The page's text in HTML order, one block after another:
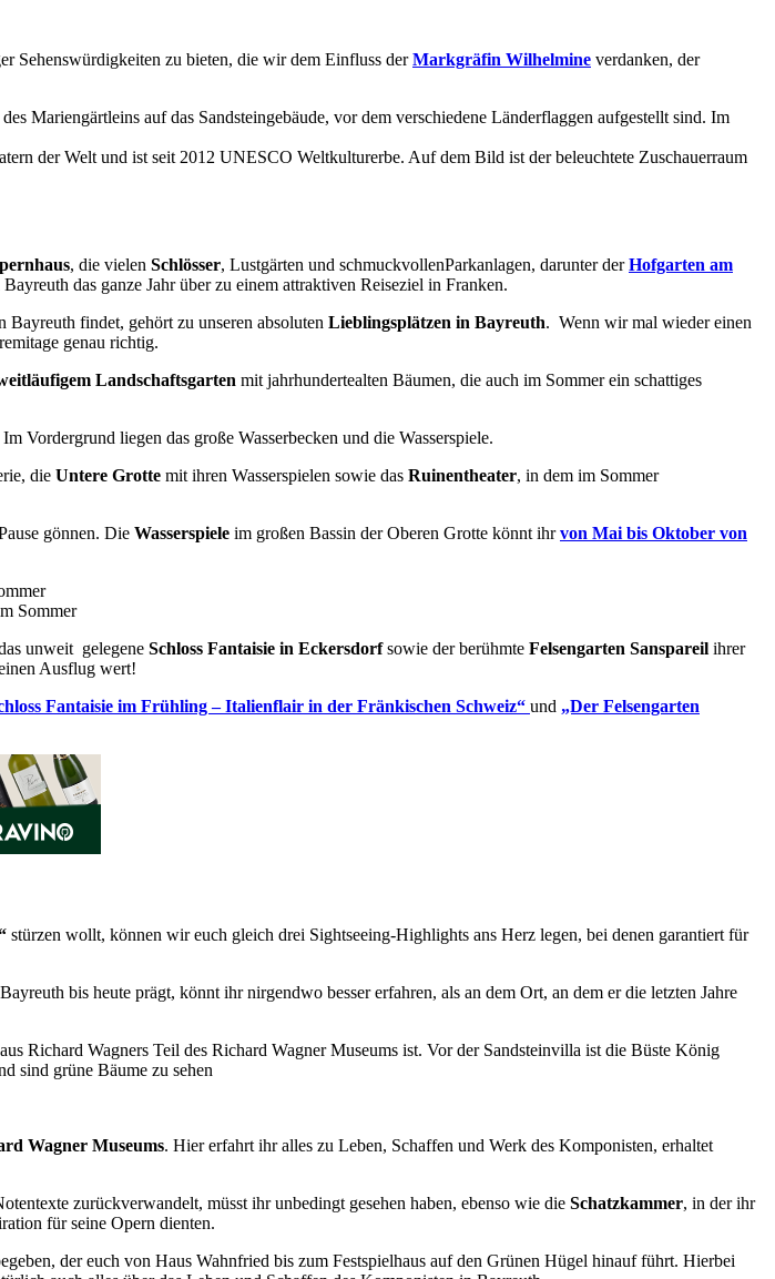
Sehenswürdigkeiten zu bieten, die wir dem Einfluss derMarkgräfin Wilhelmine verdanken, der
, die vielen Schlösser, Lustgärten und schmuckvollenParkanlagen, darunter derHofgarten am
das ganze Jahr über zu einem attraktiven Reiseziel in Franken.
findet, gehört zu unseren absoluten Lieblingsplätzen in Bayreuth. Wenn wir mal wieder einen
genau richtig.
Landschaftsgarten mit jahrhundertealten Bäumen, die auch im Sommer ein schattiges
die Untere Grotte mit ihren Wasserspielen sowie das Ruinentheater, in dem im Sommer
gönnen. Die Wasserspiele im großen Bassin der Oberen Grotte könnt ihrvon Mai bis Oktober von
unweit gelegene Schloss Fantaisie in Eckersdorfsowie der berühmte Felsengarten Sanspareil ihrer
Ausflug wert!
Fantaisie im Frühling – Italienflair in der Fränkischen Schweiz“ und „Der Felsengarten
stürzen wollt, können wir euch gleich drei Sightseeing-Highlights ans Herz legen, bei denen garantiert für
bis heute prägt, könnt ihr nirgendwo besser erfahren, als an dem Ort, an dem er die letzten Jahre
Wagner Museums. Hier erfahrt ihr alles zu Leben, Schaffen und Werk des Komponisten, erhaltet
zurückverwandelt, müsst ihr unbedingt gesehen haben, ebenso wie die Schatzkammer, in der ihr
für seine Opern dienten.
der euch von Haus Wahnfried bis zum Festspielhaus auf den Grünen Hügel hinauf führt. Hierbei